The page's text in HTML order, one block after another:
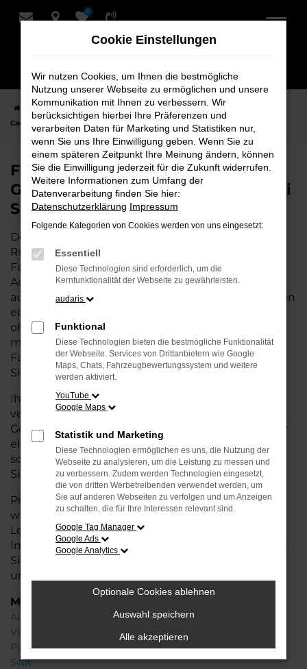
Zum
0
Startseite Rotenburg VW VW Caddy
Finden Sie Ihren VW
Caddy Gebrauchtwagen für Rotenburg bei Schmidt + Koch
Finden Sie Ihren VW Caddy
Gebrauchtwagen für Rotenburg bei
Schmidt + Koch
Der VW Caddy ist die perfekte Wahl für alle in
Rotenburg, die ein zuverlässiges und modernes
Fahrzeug suchen.Mit seiner erstklassigen
Ausstattung, der niedrigen Laufleistung und der
ausgezeichneten Pflege ist dieser Gebrauchtwagen
eine kostengünstige Alternative zum Neuwagen,
ohne auf Komfort und Qualität verzichten zu
müssen. Ob im Stadtverkehr oder für längere
Fahrten, der Caddy überzeugt durch Fahrkomfort,
Sicherheit und Wirtschaftlichkeit.
Ihr VW Autohaus in Rotenburg ist Ihr
vertrauenswürdiger Partner, wenn es um
Gebrauchtwagen geht. Wir bieten Ihnen nicht nur
eine große Auswahl an geprüften Fahrzeugen,
sondern auch eine fachkundige Beratung, damit
Sie das für Sie passende Modell finden.
Profitieren Sie von unseren zusätzlichenServices
wie attraktiven Finanzierungsmöglichkeiten,
Leasingangeboten und der bequemen
Inzahlungnahme Ihres alten Fahrzeugs. Besuchen
Sie uns und überzeugen Sie sich von der Qualität
und dem Service, den wir Ihnen bieten!
Marken
Audi
VW
Porsche
Seat
Cookie Einstellungen
Wir nutzen Cookies, um Ihnen die bestmögliche
Nutzung unserer Webseite zu ermöglichen und unsere
Kommunikation mit Ihnen zu verbessern. Wir
berücksichtigen hierbei Ihre Präferenzen und
verarbeiten Daten für Marketing und Statistiken nur,
wenn Sie uns Ihre Einwilligung geben. Wenn Sie zu
einem späteren Zeitpunkt Ihre Meinung ändern, können
Sie die Einwilligung jederzeit für die Zukunft widerrufen.
Weitere Informationen zum Umfang der
Datenverarbeitung finden Sie hier:
Datenschutzerklärung Impressum
Folgende Kategorien von Cookies werden von uns eingesetzt:
Essentiell
Diese Technologien sind erforderlich, um die
Kernfunktionalität der Webseite zu gewährleisten.
audaris
Funktional
Diese Technologien bieten die bestmögliche Funktionalität
der Webseite. Services von Drittanbietern wie Google
Maps, Chats, Fahrzeugbewertungssystem und weitere
werden aktiviert.
YouTube
Google Maps
Statistik und Marketing
Diese Technologien ermöglichen es uns, die Nutzung der
Webseite zu analysieren, um die Leistung zu messen und
zu verbessern. Zudem werden Technologien eingesetzt,
die von dritten Werbetreibenden verwendet werden, um
Sie auf anderen Webseiten zu verfolgen und um Anzeigen
zu schalten, die für Ihre Interessen relevant sind.
Google Tag Manager
Google Ads
Google Analytics
Optionale Cookies ablehnen
Auswahl speichern
Alle akzeptieren